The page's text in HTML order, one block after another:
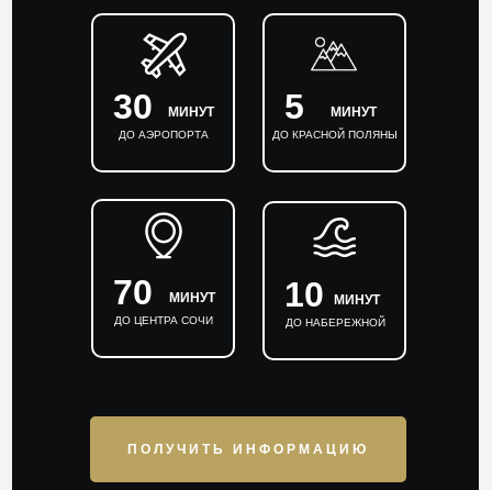
30 МИНУТ
ДО АЭРОПОРТА
ПОЛУЧИТЬ ИНФОРМАЦИЮ
10 МИНУТ
ДО НАБЕРЕЖНОЙ
5 МИНУТ
ДО КРАСНОЙ ПОЛЯНЫ
70 МИНУТ
ДО ЦЕНТРА СОЧИ